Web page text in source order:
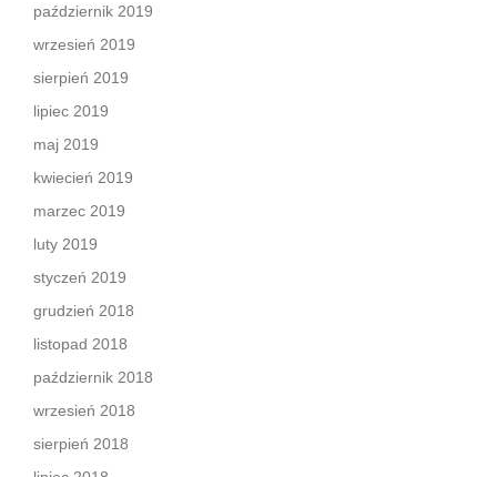
październik 2019
wrzesień 2019
sierpień 2019
lipiec 2019
maj 2019
kwiecień 2019
marzec 2019
luty 2019
styczeń 2019
grudzień 2018
listopad 2018
październik 2018
wrzesień 2018
sierpień 2018